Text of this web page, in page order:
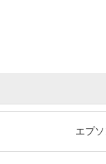
エプ